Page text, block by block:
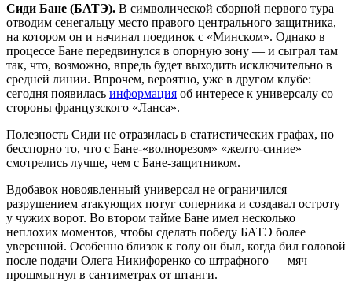
Сиди Бане (БАТЭ). В символической сборной первого тура
отводим сенегальцу место правого центрального защитника,
на котором он и начинал поединок с «Минском». Однако в
процессе Бане передвинулся в опорную зону — и сыграл там
так, что, возможно, впредь будет выходить исключительно в
средней линии. Впрочем, вероятно, уже в другом клубе:
сегодня появилась информация об интересе к универсалу со
стороны французского «Ланса».
Полезность Сиди не отразилась в статистических графах, но
бесспорно то, что с Бане-«волнорезом» «желто-синие»
смотрелись лучше, чем с Бане-защитником.
Вдобавок новоявленный универсал не ограничился
разрушением атакующих потуг соперника и создавал остроту
у чужих ворот. Во втором тайме Бане имел несколько
неплохих моментов, чтобы сделать победу БАТЭ более
уверенной. Особенно близок к голу он был, когда бил головой
после подачи Олега Никифоренко со штрафного — мяч
прошмыгнул в сантиметрах от штанги.